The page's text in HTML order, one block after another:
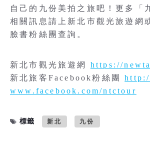
自己的九份美拍之旅吧！更多「
相關訊息請上新北市觀光旅遊網
臉書粉絲團查詢。
新北市觀光旅遊網 https://
新北旅客Facebook粉絲團
www.facebook.com/ntctour
標籤 新北 九份